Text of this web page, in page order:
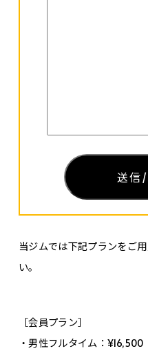
当ジムでは下記プランをご
い。
［会員プラン］
・男性フルタイム：¥16,500